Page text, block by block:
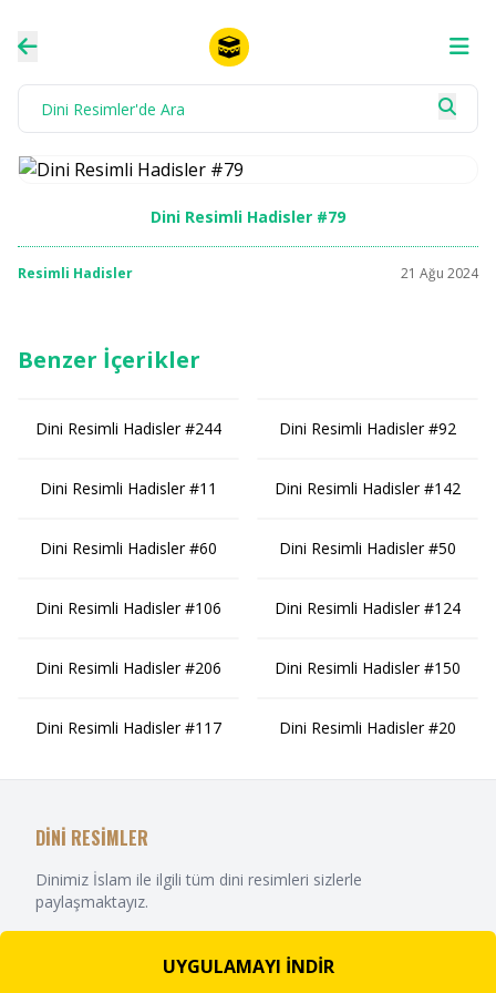
Dini Resimli Hadisler #79
Resimli Hadisler 21 Ağu 2024
UYGULAMAYI İNDİR
Benzer İçerikler
Dini Resimli Hadisler #244
Dini Resimli Hadisler #11
Dini Resimli Hadisler #60
Dini Resimli Hadisler #106
Dini Resimli Hadisler #206
Dini Resimli Hadisler #117
Dini Resimli Hadisler #92
Dini Resimli Hadisler #142
Dini Resimli Hadisler #50
Dini Resimli Hadisler #124
Dini Resimli Hadisler #150
Dini Resimli Hadisler #20
DİNİ RESİMLER
Dinimiz İslam ile ilgili tüm dini resimleri sizlerle
paylaşmaktayız.